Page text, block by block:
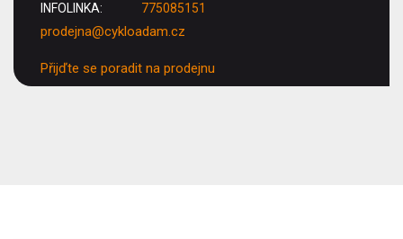
INFOLINKA: 775085151
prodejna@cykloadam.cz
Přijďte se poradit na prodejnu